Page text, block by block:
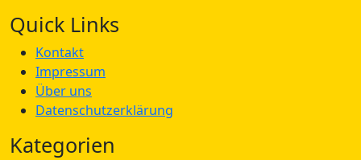
Quick Links
Kontakt
Impressum
Über uns
Datenschutzerklärung
Kategorien